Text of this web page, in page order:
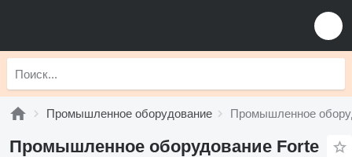
Промышленное оборудование Промышленное
Промышленное оборудование Forte